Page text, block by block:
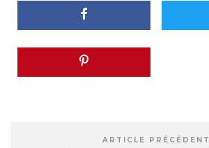
ARTICLE PRÉCÉDENT